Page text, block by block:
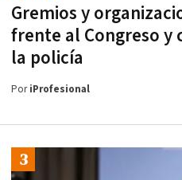
Gremios y
frente al Congreso y
la policía
PoriProfesional